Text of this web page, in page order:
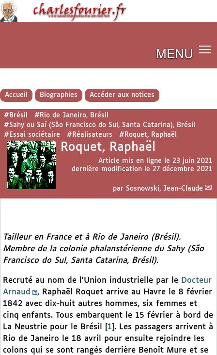
MENU
Accueil Biographies Accéder aux notices
#Brésil
#Rio de Janeiro, Brésil
#Sahy ou Saí (São Francisco do Sul, Santa Catarina), Brésil
#Essai sociétaire
#Réalisateurs #Roquet, Raphaël
Roquet, Raphaël
Article mis en ligne le 23 juin 2021
dernière modification le 27 décembre 2021
par Sosnowski, Jean-Claude
Tailleur en France et à Rio de Janeiro (Brésil).
Membre de la colonie phalanstérienne du Sahy (São
Francisco do Sul, Santa Catarina, Brésil).
Recruté au nom de l’Union industrielle par le Docteur
Arnaud
, Raphaël Roquet arrive au Havre le 8 février
1842 avec dix-huit autres hommes, six femmes et
cinq enfants. Tous embarquent le 15 février à bord de
La Neustrie pour le Brésil
1 . Les passagers arrivent à
Rio de Janeiro le 18 avril pour ensuite rejoindre les
colons qui se sont rangés derrière Benoît Mure et se